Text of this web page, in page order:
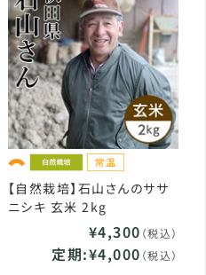
【自然栽培】石山さんのササ
ニシキ 玄米 2kg
¥4,300 （税込）
定期:¥4,000 （税込）